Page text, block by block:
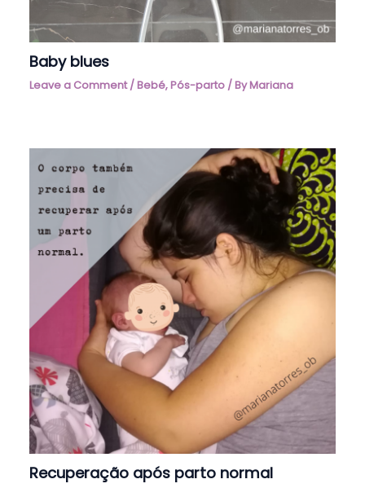
Baby blues
Leave a Comment /Bebé,Pós-parto / ByMariana
Recuperação após parto normal